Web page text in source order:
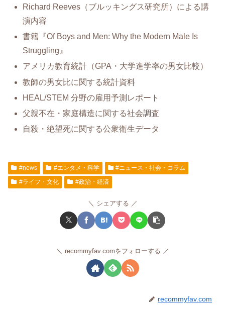
Richard Reeves（ブルッキングス研究所）による講
演内容
書籍『Of Boys and Men: Why the Modern Male Is
Struggling』
アメリカ教育統計（GPA・大学進学率の男女比較）
教師の男女比に関する統計資料
HEAL/STEM 分野の雇用予測レポート
父親不在・家庭構造に関する社会調査
自殺・絶望死に関する公衆衛生データ
#news #エンタメ・科学
#ニュース・社会・コラム
#ライフ・文化
#政治・経済
シェアする
recommyfav.comをフォローする
recommyfav.com